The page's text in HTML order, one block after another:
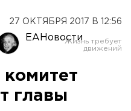
27 ОКТЯБРЯ 2017 В 12:56
ЕАНовости
главы